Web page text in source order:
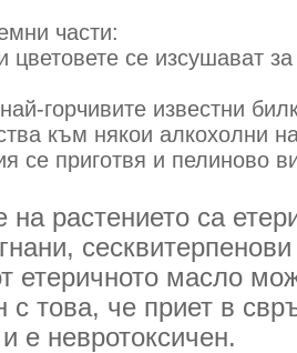
части:
цветовете се изсушават
горчивите известни
към някои алкохолни
се приготвя и пелиново
на растението са
етеричното масло
с това, че приет в
е невротоксичен.